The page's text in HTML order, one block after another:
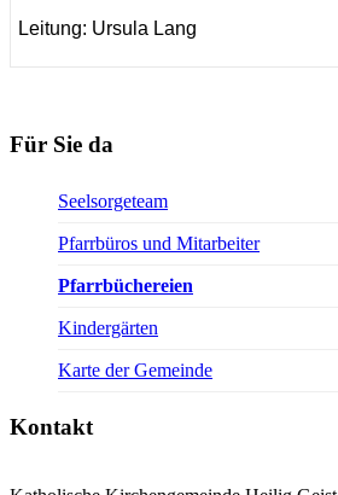
Leitung: Ursula Lang
Für Sie da
Seelsorgeteam
Pfarrbüros und Mitarbeiter
Pfarrbüchereien
Kindergärten
Karte der Gemeinde
Kontakt